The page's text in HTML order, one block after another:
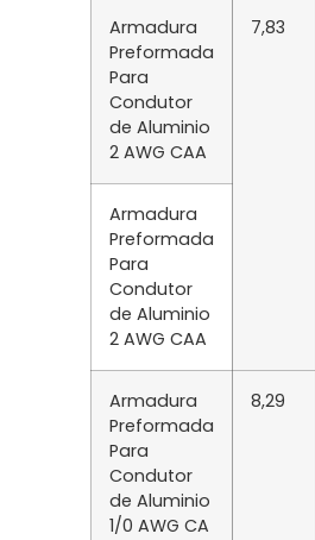
Armadura
Preformada
Para
Condutor
de Aluminio
2 AWG CAA
7,83
Armadura
Preformada
Para
Condutor
de Aluminio
2 AWG CAA
Armadura
Preformada
Para
Condutor
de Aluminio
1/0 AWG CA
8,29